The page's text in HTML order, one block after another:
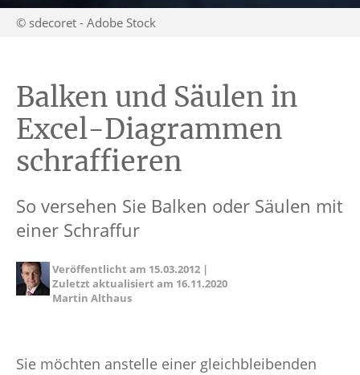
© sdecoret - Adobe Stock
Balken und Säulen in
Excel-Diagrammen
schraffieren
So versehen Sie Balken oder Säulen mit
einer Schraffur
Veröffentlicht am 15.03.2012 |
Zuletzt aktualisiert am 16.11.2020
Martin Althaus
Sie möchten anstelle einer gleichbleibenden